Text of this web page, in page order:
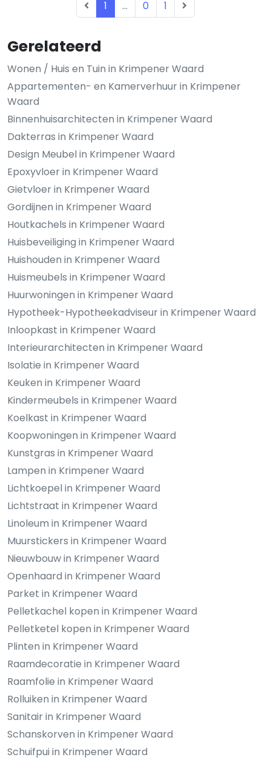
Gerelateerd
Wonen / Huis en Tuin in Krimpener Waard
Appartementen- en Kamerverhuur in Krimpener
Waard
Binnenhuisarchitecten in Krimpener Waard
Dakterras in Krimpener Waard
Design Meubel in Krimpener Waard
Epoxyvloer in Krimpener Waard
Gietvloer in Krimpener Waard
Gordijnen in Krimpener Waard
Houtkachels in Krimpener Waard
Huisbeveiliging in Krimpener Waard
Huishouden in Krimpener Waard
Huismeubels in Krimpener Waard
Huurwoningen in Krimpener Waard
Hypotheek-Hypotheekadviseur in Krimpener Waard
Inloopkast in Krimpener Waard
Interieurarchitecten in Krimpener Waard
Isolatie in Krimpener Waard
Keuken in Krimpener Waard
Kindermeubels in Krimpener Waard
Koelkast in Krimpener Waard
Koopwoningen in Krimpener Waard
Kunstgras in Krimpener Waard
Lampen in Krimpener Waard
Lichtkoepel in Krimpener Waard
Lichtstraat in Krimpener Waard
Linoleum in Krimpener Waard
Muurstickers in Krimpener Waard
Nieuwbouw in Krimpener Waard
Openhaard in Krimpener Waard
Parket in Krimpener Waard
Pelletkachel kopen in Krimpener Waard
Pelletketel kopen in Krimpener Waard
Plinten in Krimpener Waard
Raamdecoratie in Krimpener Waard
Raamfolie in Krimpener Waard
Rolluiken in Krimpener Waard
Sanitair in Krimpener Waard
Schanskorven in Krimpener Waard
Schuifpui in Krimpener Waard
1 ... 0 1